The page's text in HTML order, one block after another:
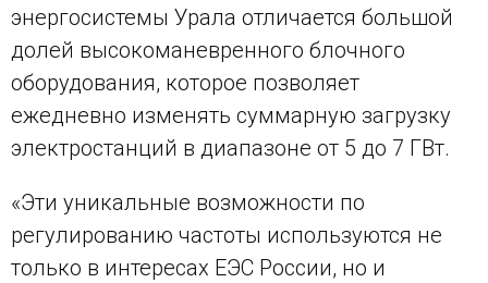
энергосистемы Урала отличается большой
долей высокоманевренного блочного
оборудования, которое позволяет
ежедневно изменять суммарную загрузку
электростанций в диапазоне от 5 до 7 ГВт.
«Эти уникальные возможности по
регулированию частоты используются не
только в интересах ЕЭС России, но и